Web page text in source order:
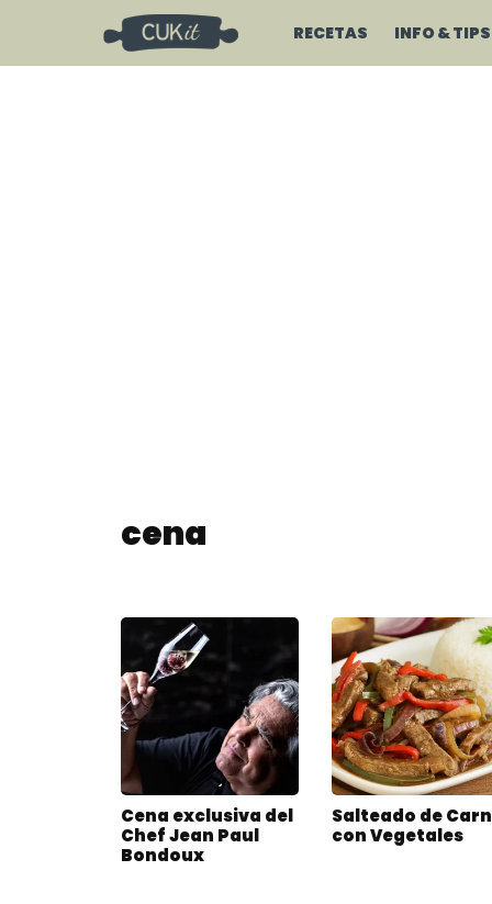
RECETAS INFO & TIPS
cena
Cena exclusiva del
Chef Jean Paul
Bondoux
Salteado de
con Vegetales